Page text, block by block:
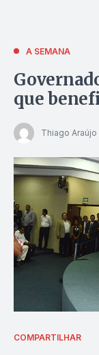
A SEMANA
que
Thiago Araújo
COMPARTILHAR